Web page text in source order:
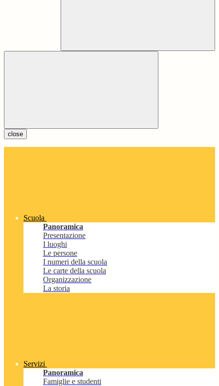
close
Scuola
Panoramica
Presentazione
I luoghi
Le persone
I numeri della scuola
Le carte della scuola
Organizzazione
La storia
Servizi
Panoramica
Famiglie e studenti